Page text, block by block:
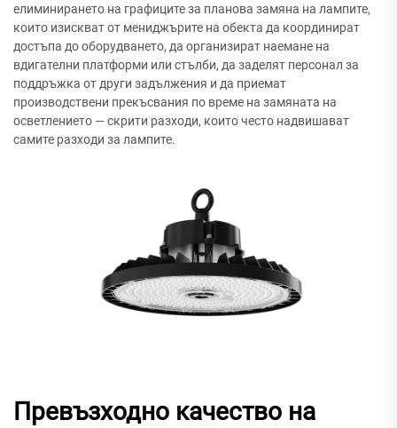
елиминирането на графиците за планова замяна на лампите,
които изискват от мениджърите на обекта да координират
достъпа до оборудването, да организират наемане на
вдигателни платформи или стълби, да заделят персонал за
поддръжка от други задължения и да приемат
производствени прекъсвания по време на замяната на
осветлението — скрити разходи, които често надвишават
самите разходи за лампите.
Превъзходно качество на